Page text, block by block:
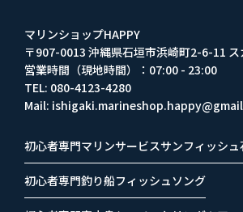
マリンショップHAPPY
〒907-0013 沖縄県石垣市浜崎町2-6-11
営業時間（現地時間）：07:00 - 23:00
TEL: 080-4123-4280
Mail:
初心者専門マリンサービスサンフィッシ
初心者専門釣り船フィッシュソング